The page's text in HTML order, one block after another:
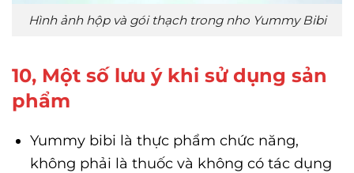
Hình ảnh hộp và gói thạch trong nho Yummy Bibi
10, Một số lưu ý khi sử dụng sản
phẩm
Yummy bibi là thực phẩm chức năng,
không phải là thuốc và không có tác dụng